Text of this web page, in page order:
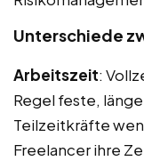
Unterschiede
Arbeitszeit:
Regel feste,
Teilzeitkräfte
Freelancer ihre